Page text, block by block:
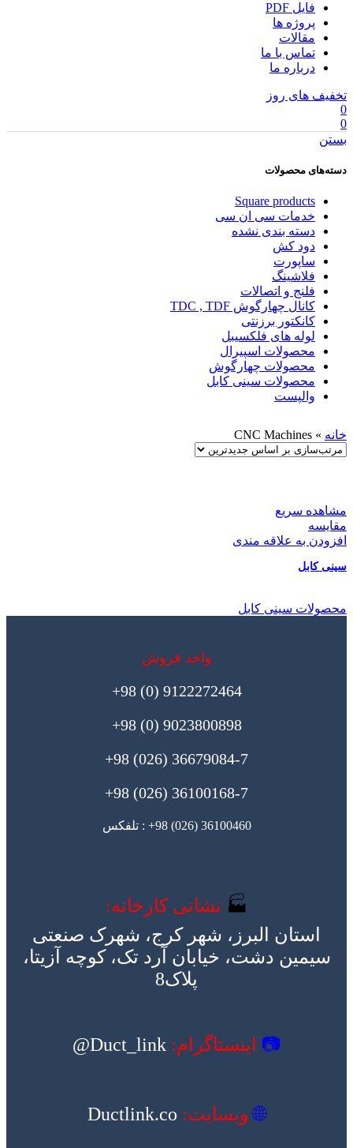
فایل PDF
پروژه ها
مقالات
تماس با ما
درباره ما
تخفیف های روز
0
0
بستن
دسته‌های محصولات
Square products
خدمات سی ان سی
دسته بندی نشده
دود کش
ساپورت
فلاشینگ
فلنج و اتصالات
کانال چهارگوش TDC , TDF
کانکتور برزنتی
لوله های فلکسیبل
محصولات اسپیرال
محصولات چهارگوش
محصولات سینی کابل
والپست
خانه »
CNC Machines
مشاهده سریع
مقایسه
افزودن به علاقه مندی
سینی کابل
محصولات سینی کابل
واحد فروش
9122272464 (0) 98+
9023800898 (0) 98+
36679084-7 (026) 98+
36100168-7 (026) 98+
36100460 (026) 98+ : تلفکس
🏭 نشانی کارخانه:
استان البرز، شهر کرج، شهرک صنعتی
سیمین دشت، خیابان آرد تک، کوچه آزیتا،
پلاک8
📷 اینستاگرام:
🌐 وبسایت: